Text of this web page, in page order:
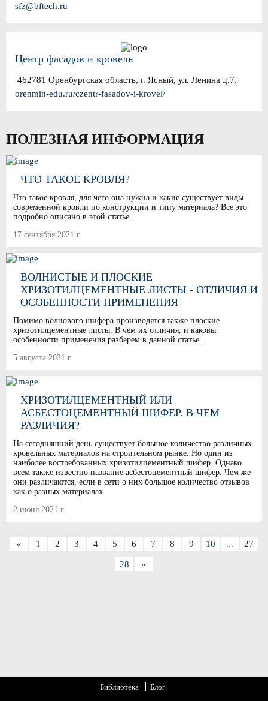
sfz@bftech.ru
Центр фасадов и кровель
462781 Оренбургская область, г. Ясный, ул. Ленина д.7.
orenmin-edu.ru/czentr-fasadov-i-krovel/
ПОЛЕЗНАЯ ИНФОРМАЦИЯ
ЧТО ТАКОЕ КРОВЛЯ?
Что такое кровля, для чего она нужна и какие существует виды
современной кровли по конструкции и типу материала? Все это
подробно описано в этой статье.
17 сентября 2021 г.
ВОЛНИСТЫЕ И ПЛОСКИЕ
ХРИЗОТИЛЦЕМЕНТНЫЕ ЛИСТЫ - ОТЛИЧИЯ И
ОСОБЕННОСТИ ПРИМЕНЕНИЯ
Помимо волнового шифера производятся также плоские
хризотилцементные листы. В чем их отличия, и каковы
особенности применения разберем в данной статье...
5 августа 2021 г.
ХРИЗОТИЛЦЕМЕНТНЫЙ ИЛИ
АСБЕСТОЦЕМЕНТНЫЙ ШИФЕР. В ЧЕМ
РАЗЛИЧИЯ?
На сегодняшний день существует большое количество различных
кровельных материалов на строительном рынке. Но один из
наиболее востребованных хризотилцементный шифер. Однако
всем также известно название асбестоцементный шифер. Чем же
они различаются, если в сети о них большое количество отзывов
как о разных материалах.
2 июня 2021 г.
« 1 2 3 4 5 6 7 8 9 10 ... 27
28 »
Библиотека
Блог